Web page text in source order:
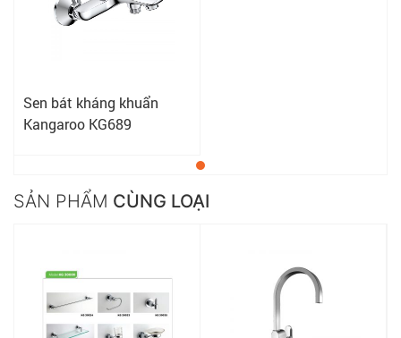
Sen bát kháng khuẩn
Kangaroo KG689
SẢN PHẨM CÙNG LOẠI